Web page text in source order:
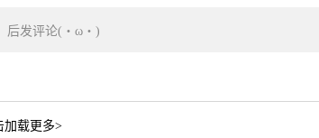
后发评论(・ω・)
加载更多>